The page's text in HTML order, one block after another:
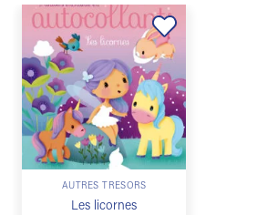
Ajouter
à la
liste de
souhaits
AUTRES TRÉSORS
Les licornes